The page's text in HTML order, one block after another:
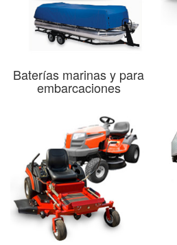
Baterías marinas y para
embarcaciones